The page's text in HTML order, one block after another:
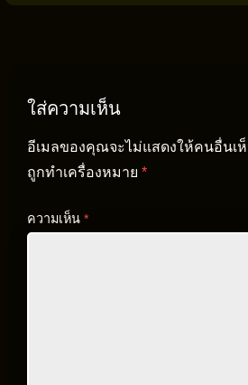
ใส่ความเห็น
อีเมลของคุณจะไม่แสดงให้คนอื่นเ
ถูกทำเครื่องหมาย *
ความเห็น *